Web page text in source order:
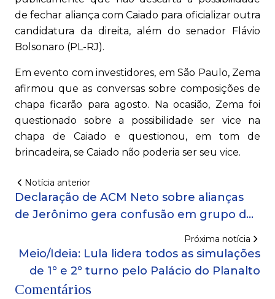
de fechar aliança com Caiado para oficializar outra
candidatura da direita, além do senador Flávio
Bolsonaro (PL-RJ).
Em evento com investidores, em São Paulo, Zema
afirmou que as conversas sobre composições de
chapa ficarão para agosto. Na ocasião, Zema foi
questionado sobre a possibilidade ser vice na
chapa de Caiado e questionou, em tom de
brincadeira, se Caiado não poderia ser seu vice.
Notícia anterior
Declaração de ACM Neto sobre alianças
de Jerônimo gera confusão em grupo de
Próxima notícia
Meio/Ideia: Lula lidera todos as simulações
de 1° e 2° turno pelo Palácio do Planalto
Comentários